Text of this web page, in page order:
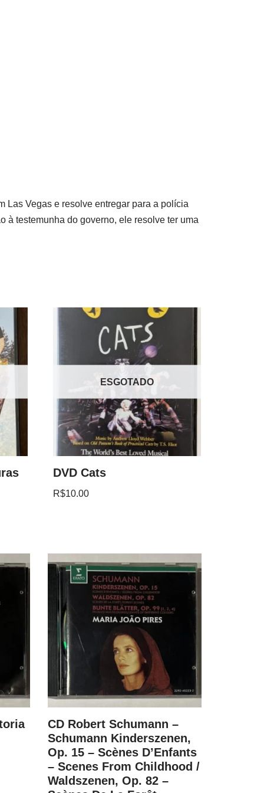
Las Vegas e resolve entregar para a polícia
à testemunha do governo, ele resolve ter uma
ESGOTADO
DVD Cats
R$10.00
CD Robert Schumann –
Schumann Kinderszenen,
Op. 15 – Scènes D’Enfants
– Scenes From Childhood /
Waldszenen, Op. 82 –